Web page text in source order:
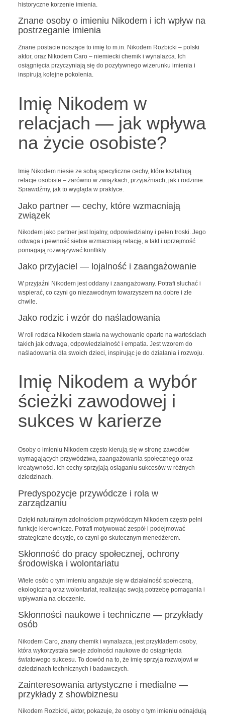
historyczne korzenie imienia.
Znane osoby o imieniu Nikodem i ich wpływ na
postrzeganie imienia
Znane postacie noszące to imię to m.in. Nikodem Rozbicki – polski
aktor, oraz Nikodem Caro – niemiecki chemik i wynalazca. Ich
osiągnięcia przyczyniają się do pozytywnego wizerunku imienia i
inspirują kolejne pokolenia.
Imię Nikodem w
relacjach — jak wpływa
na życie osobiste?
Imię Nikodem niesie ze sobą specyficzne cechy, które kształtują
relacje osobiste – zarówno w związkach, przyjaźniach, jak i rodzinie.
Sprawdźmy, jak to wygląda w praktyce.
Jako partner — cechy, które wzmacniają
związek
Nikodem jako partner jest lojalny, odpowiedzialny i pełen troski. Jego
odwaga i pewność siebie wzmacniają relację, a takt i uprzejmość
pomagają rozwiązywać konflikty.
Jako przyjaciel — lojalność i zaangażowanie
W przyjaźni Nikodem jest oddany i zaangażowany. Potrafi słuchać i
wspierać, co czyni go niezawodnym towarzyszem na dobre i złe
chwile.
Jako rodzic i wzór do naśladowania
W roli rodzica Nikodem stawia na wychowanie oparte na wartościach
takich jak odwaga, odpowiedzialność i empatia. Jest wzorem do
naśladowania dla swoich dzieci, inspirując je do działania i rozwoju.
Imię Nikodem a wybór
ścieżki zawodowej i
sukces w karierze
Osoby o imieniu Nikodem często kierują się w stronę zawodów
wymagających przywództwa, zaangażowania społecznego oraz
kreatywności. Ich cechy sprzyjają osiąganiu sukcesów w różnych
dziedzinach.
Predyspozycje przywódcze i rola w
zarządzaniu
Dzięki naturalnym zdolnościom przywódczym Nikodem często pełni
funkcje kierownicze. Potrafi motywować zespół i podejmować
strategiczne decyzje, co czyni go skutecznym menedżerem.
Skłonność do pracy społecznej, ochrony
środowiska i wolontariatu
Wiele osób o tym imieniu angażuje się w działalność społeczną,
ekologiczną oraz wolontariat, realizując swoją potrzebę pomagania i
wpływania na otoczenie.
Skłonności naukowe i techniczne — przykłady
osób
Nikodem Caro, znany chemik i wynalazca, jest przykładem osoby,
która wykorzystała swoje zdolności naukowe do osiągnięcia
światowego sukcesu. To dowód na to, że imię sprzyja rozwojowi w
dziedzinach technicznych i badawczych.
Zainteresowania artystyczne i medialne —
przykłady z showbiznesu
Nikodem Rozbicki, aktor, pokazuje, że osoby o tym imieniu odnajdują